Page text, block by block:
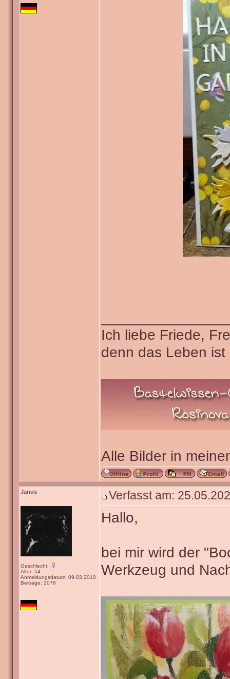
Ich liebe Friede,
denn das Leben
Alle Bilder in
Janus
Geschlecht:
Alter: 54
Anmeldungsdatum: 09.03.2010
Beiträge: 2076
Verfasst am:
Hallo,
bei mir wird der
Werkzeug und